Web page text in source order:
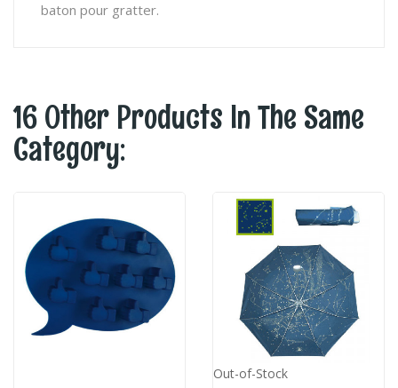
baton pour gratter.
16 Other Products In The Same
Category:
Out-of-Stock